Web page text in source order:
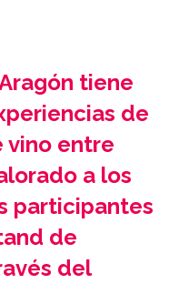
tiene
de
vino entre
a los
participantes
de
del